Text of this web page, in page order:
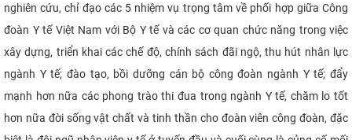
nghiên cứu, chỉ đạo các 5 nhiệm vụ trọng tâm về phối hợp giữa Công
đoàn Y tế Việt Nam với Bộ Y tế và các cơ quan chức năng trong việc
xây dựng, triển khai các chế độ, chính sách đãi ngộ, thu hút nhân lực
ngành Y tế; đào tạo, bồi dưỡng cán bộ công đoàn ngành Y tế; đẩy
mạnh hơn nữa các phong trào thi đua trong ngành Y tế, chăm lo tốt
hơn nữa đời sống vật chất và tinh thần cho đoàn viên công đoàn, đặc